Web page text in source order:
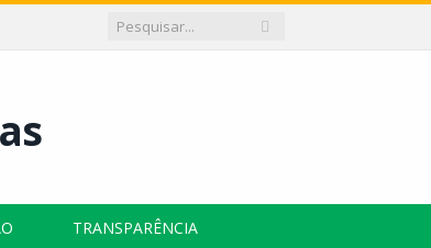
TRANSPARÊNCIA